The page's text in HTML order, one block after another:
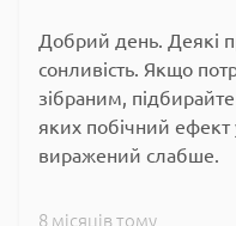
Добрий день. Деякі
сонливість. Якщо
зібраним,
яких побічний ефект
виражений слабше.
8 місяців тому